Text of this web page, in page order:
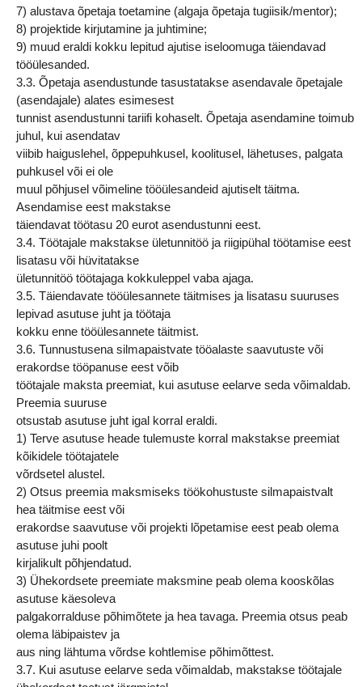
7) alustava õpetaja toetamine (algaja õpetaja tugiisik/mentor);
8) projektide kirjutamine ja juhtimine;
9) muud eraldi kokku lepitud ajutise iseloomuga täiendavad
tööülesanded.
3.3. Õpetaja asendustunde tasustatakse asendavale õpetajale
(asendajale) alates esimesest
tunnist asendustunni tariifi kohaselt. Õpetaja asendamine toimub
juhul, kui asendatav
viibib haiguslehel, õppepuhkusel, koolitusel, lähetuses, palgata
puhkusel või ei ole
muul põhjusel võimeline tööülesandeid ajutiselt täitma.
Asendamise eest makstakse
täiendavat töötasu 20 eurot asendustunni eest.
3.4. Töötajale makstakse ületunnitöö ja riigipühal töötamise eest
lisatasu või hüvitatakse
ületunnitöö töötajaga kokkuleppel vaba ajaga.
3.5. Täiendavate tööülesannete täitmises ja lisatasu suuruses
lepivad asutuse juht ja töötaja
kokku enne tööülesannete täitmist.
3.6. Tunnustusena silmapaistvate tööalaste saavutuste või
erakordse tööpanuse eest võib
töötajale maksta preemiat, kui asutuse eelarve seda võimaldab.
Preemia suuruse
otsustab asutuse juht igal korral eraldi.
1) Terve asutuse heade tulemuste korral makstakse preemiat
kõikidele töötajatele
võrdsetel alustel.
2) Otsus preemia maksmiseks töökohustuste silmapaistvalt
hea täitmise eest või
erakordse saavutuse või projekti lõpetamise eest peab olema
asutuse juhi poolt
kirjalikult põhjendatud.
3) Ühekordsete preemiate maksmine peab olema kooskõlas
asutuse käesoleva
palgakorralduse põhimõtete ja hea tavaga. Preemia otsus peab
olema läbipaistev ja
aus ning lähtuma võrdse kohtlemise põhimõttest.
3.7. Kui asutuse eelarve seda võimaldab, makstakse töötajale